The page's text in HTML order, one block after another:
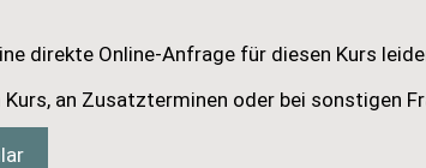
direkte Online-Anfrage für diesen Kurs
Kurs, an Zusatzterminen oder bei sonstigen